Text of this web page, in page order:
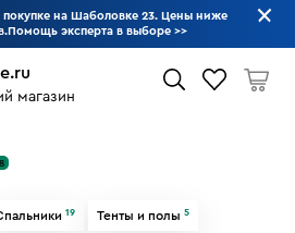
покупке на Шаболовке 23. Цены ниже
эксперта в выборе >>
магазин
19 Тенты и полы 5